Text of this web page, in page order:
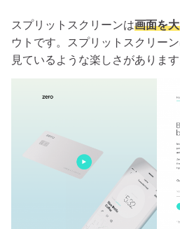
スプリットスクリーンは画面を
ウトです。スプリットスクリー
見ているような楽しさがあります